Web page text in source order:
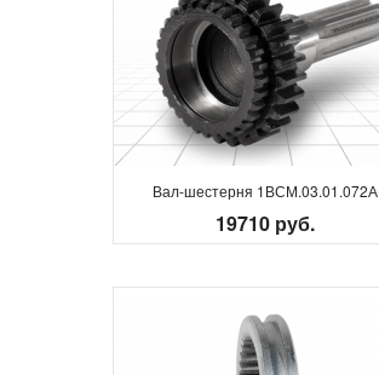
Вал-шестерня 1ВСМ.03.01.072А
19710 руб.